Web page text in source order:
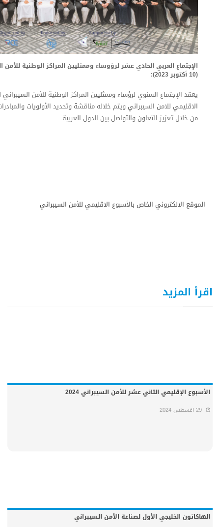
(10 أكتوبر 2023):
يعقد الإجتماع السنوي لرؤساء وممثليين المراكز الوطنية للأمن
الاقليمي للامن السيبراني ويتم خلاله مناقشة وتحديد الأولويات
من خلال تعزيز التعاون والتواصل بين الدول العربية.
الموقع الالكتروني الخاص بالأسبوع الاقليمي للأمن السيبراني
اقرأ المزيد
الأسبوع الإقليمي الثاني عشر للأمن السيبراني 2024
29 اغسطس 2024
الهاكاثون الخليجي الأول لصناعة الأمن السيبراني